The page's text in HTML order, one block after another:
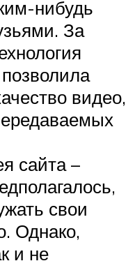
нибудь
За
видео,
сайта –
свои
Однако,
и не